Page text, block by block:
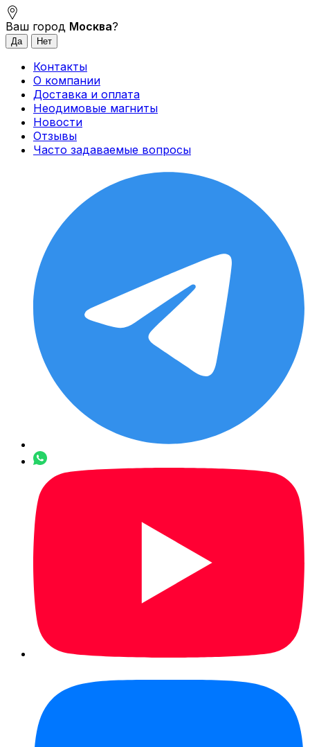
Ваш город Москва?
Контакты
О компании
Доставка и оплата
Неодимовые магниты
Новости
Отзывы
Часто задаваемые вопросы